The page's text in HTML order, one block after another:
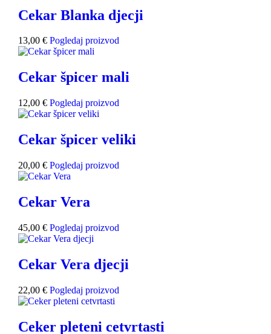
Cekar Blanka djecji
13,00 € Pogledaj proizvod
Cekar špicer mali
12,00 € Pogledaj proizvod
Cekar špicer veliki
20,00 € Pogledaj proizvod
Cekar Vera
45,00 € Pogledaj proizvod
Cekar Vera djecji
22,00 € Pogledaj proizvod
Ceker pleteni cetvrtasti